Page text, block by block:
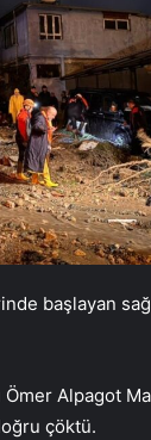
başlayan
Ömer Alpagot
çöktü.